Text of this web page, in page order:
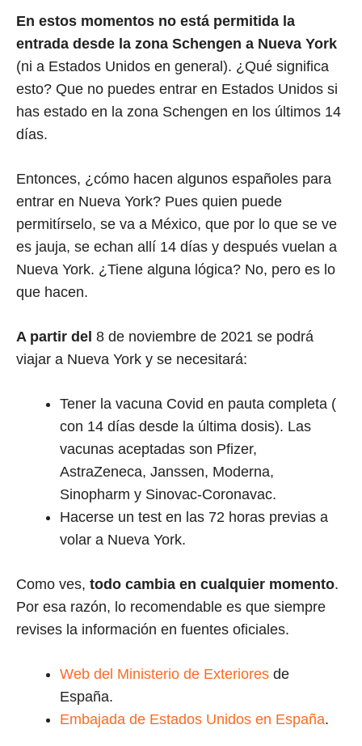
En estos momentos no está permitida la
entrada desde la zona Schengen a Nueva York
(ni a Estados Unidos en general). ¿Qué significa
esto? Que no puedes entrar en Estados Unidos si
has estado en la zona Schengen en los últimos 14
días.
Entonces, ¿cómo hacen algunos españoles para
entrar en Nueva York? Pues quien puede
permitírselo, se va a México, que por lo que se ve
es jauja, se echan allí 14 días y después vuelan a
Nueva York. ¿Tiene alguna lógica? No, pero es lo
que hacen.
A partir del 8 de noviembre de 2021 se podrá
viajar a Nueva York y se necesitará:
Tener la vacuna Covid en pauta completa (
con 14 días desde la última dosis). Las
vacunas aceptadas son Pfizer,
AstraZeneca, Janssen, Moderna,
Sinopharm y Sinovac-Coronavac.
Hacerse un test en las 72 horas previas a
volar a Nueva York.
Como ves, todo cambia en cualquier momento.
Por esa razón, lo recomendable es que siempre
revises la información en fuentes oficiales.
Web del Ministerio de Exteriores de
España.
Embajada de Estados Unidos en España.